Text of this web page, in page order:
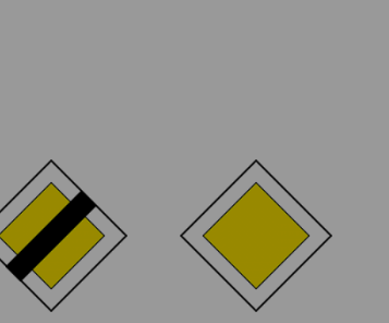
D-2
Koniec drogi z
D-1
Droga z
pierwszeństwem